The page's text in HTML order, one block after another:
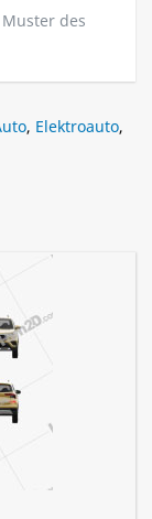
des
, Elektroauto,